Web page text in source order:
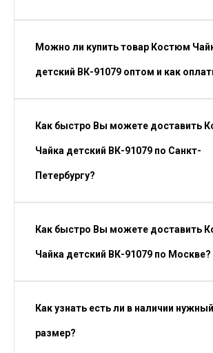
Можно ли купить товар Костюм
детский ВК-91079 оптом и как
Как быстро Вы можете доставить
Чайка детский ВК-91079 по Санкт-
Петербургу?
Как быстро Вы можете доставить
Чайка детский ВК-91079 по Москве?
Как узнать есть ли в наличии
размер?